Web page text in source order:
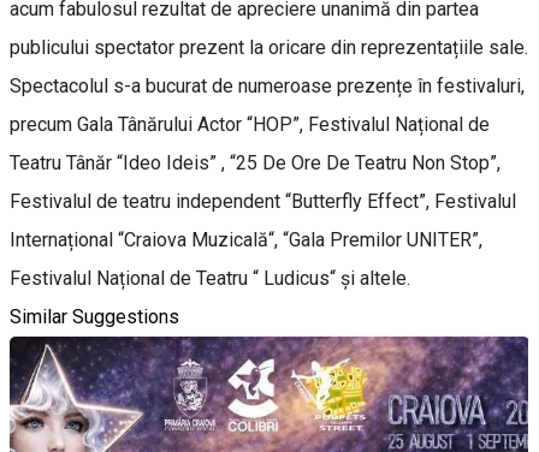
acum fabulosul rezultat de apreciere unanimă din partea
publicului spectator prezent la oricare din reprezentațiile sale.
Spectacolul s-a bucurat de numeroase prezențe în festivaluri,
precum Gala Tânărului Actor “HOP”, Festivalul Național de
Teatru Tânăr “Ideo Ideis” , “25 De Ore De Teatru Non Stop”,
Festivalul de teatru independent “Butterfly Effect”, Festivalul
Internațional “Craiova Muzicală“, “Gala Premilor UNITER”,
Festivalul Național de Teatru “ Ludicus“ și altele.
Similar Suggestions